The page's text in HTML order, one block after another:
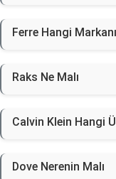
Ferre Hangi
Raks Ne Malı
Calvin Klein Hangi
Dove Nerenin Malı